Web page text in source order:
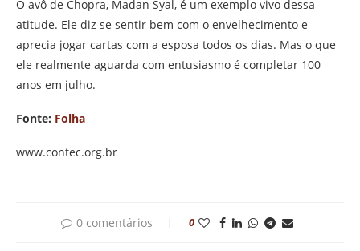
O avô de Chopra, Madan Syal, é um exemplo vivo dessa
atitude. Ele diz se sentir bem com o envelhecimento e
aprecia jogar cartas com a esposa todos os dias. Mas o que
ele realmente aguarda com entusiasmo é completar 100
anos em julho.
Fonte: Folha
www.contec.org.br
0 comentários 0